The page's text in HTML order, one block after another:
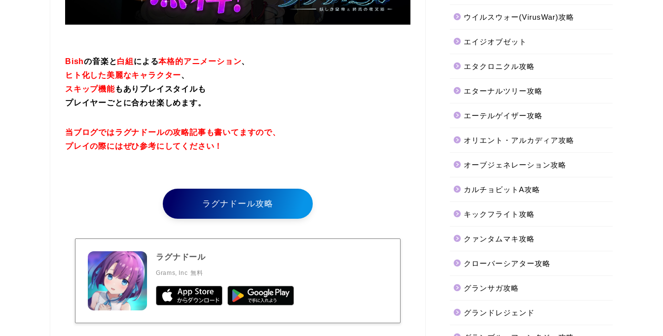
Bishの音楽と白組 による本格的アニメーション、
ヒト化した美麗なキャラクター、
スキップ機能もありプレイスタイルも
プレイヤーごとに合わせ楽しめます。
当ブログではラグナドールの攻略記事も書いてますので、
プレイの際にはぜひ参考にしてください！
ラグナドール攻略
ラグナドール
Grams, Inc 無料
ウイルスウォー(VirusWar)攻略
エイジオブゼット
エタクロニクル攻略
エターナルツリー攻略
エーテルゲイザー攻略
オリエント・アルカディア攻略
オーブジェネレーション攻略
カルチョビットA攻略
キックフライト攻略
クァンタムマキ攻略
クローバーシアター攻略
グランサガ攻略
グランドレジェンド